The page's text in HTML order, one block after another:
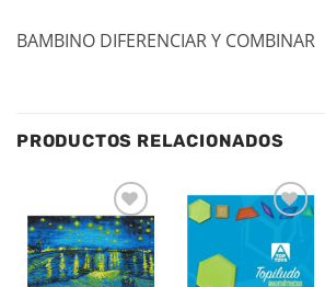
BAMBINO DIFERENCIAR Y COMBINAR
PRODUCTOS RELACIONADOS
Añadir
a la
lista de
deseos
a la
lista de
deseos